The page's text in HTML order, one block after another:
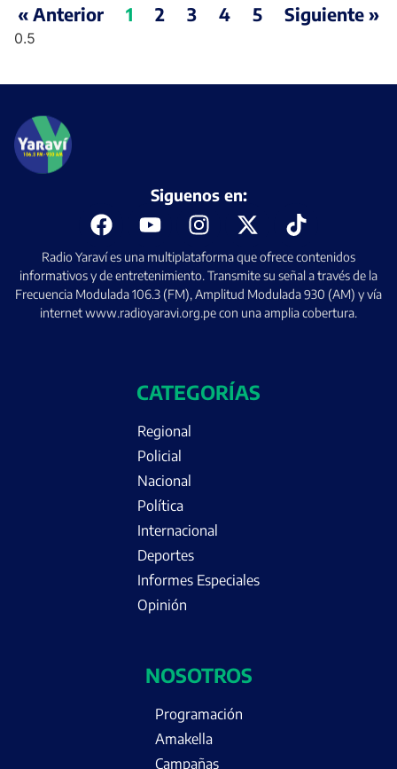
« Anterior 1 2 3 4 5 Siguiente »
Radio Yaraví es una multiplataforma que ofrece contenidos
informativos y de entretenimiento. Transmite su señal a través de la
Frecuencia Modulada 106.3 (FM), Amplitud Modulada 930 (AM) y vía
internet www.radioyaravi.org.pe con una amplia cobertura.
Siguenos en:
CATEGORÍAS
Regional
Policial
Nacional
Política
Internacional
Deportes
Informes Especiales
Opinión
NOSOTROS
Programación
Amakella
Campañas